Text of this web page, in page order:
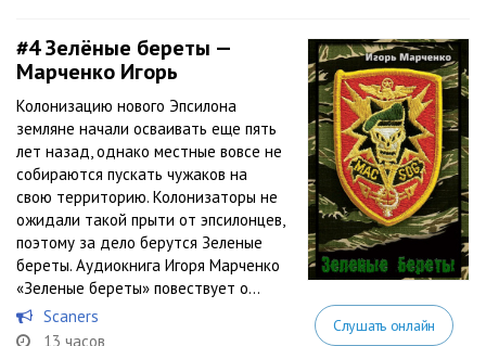
#4Зелёные береты —
Марченко Игорь
Колонизацию нового Эпсилона
земляне начали осваивать еще пять
лет назад, однако местные вовсе не
собираются пускать чужаков на
свою территорию. Колонизаторы не
ожидали такой прыти от эпсилонцев,
поэтому за дело берутся Зеленые
береты. Аудиокнига Игоря Марченко
«Зеленые береты» повествует о...
Scaners
13 часов
Слушать онлайн